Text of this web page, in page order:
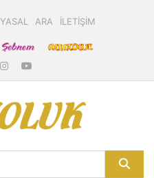
YASAL ARA İLETİŞİM